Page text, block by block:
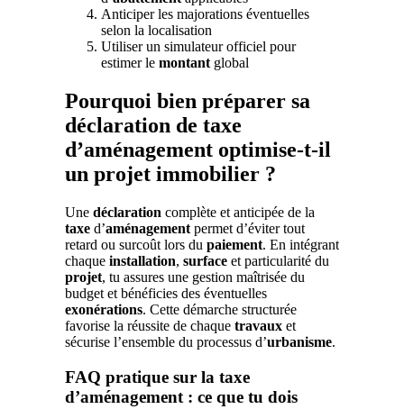
Anticiper les majorations éventuelles
selon la localisation
Utiliser un simulateur officiel pour
estimer le montant global
Pourquoi bien préparer sa
déclaration de taxe
d’aménagement optimise-t-il
un projet immobilier ?
Une déclaration complète et anticipée de la
taxe d’aménagement permet d’éviter tout
retard ou surcoût lors du paiement. En intégrant
chaque installation, surface et particularité du
projet, tu assures une gestion maîtrisée du
budget et bénéficies des éventuelles
exonérations. Cette démarche structurée
favorise la réussite de chaque travaux et
sécurise l’ensemble du processus d’urbanisme.
FAQ pratique sur la taxe
d’aménagement : ce que tu dois